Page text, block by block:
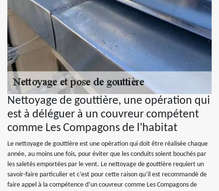
Nettoyage de gouttière, une opération qui
est à déléguer à un couvreur compétent
comme Les Compagons de l'habitat
Le nettoyage de gouttière est une opération qui doit être réalisée chaque
année, au moins une fois, pour éviter que les conduits soient bouchés par
les saletés emportées par le vent. Le nettoyage de gouttière requiert un
savoir-faire particulier et c’est pour cette raison qu’il est recommandé de
faire appel à la compétence d’un couvreur comme Les Compagons de